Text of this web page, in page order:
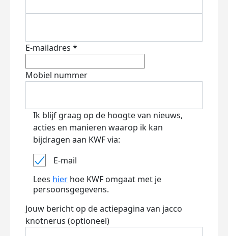
E-mailadres *
Mobiel nummer
Ik blijf graag op de hoogte van nieuws,
acties en manieren waarop ik kan
bijdragen aan KWF via:
E-mail
Lees hier hoe KWF omgaat met je
persoonsgegevens.
Jouw bericht op de actiepagina van jacco
knotnerus (optioneel)